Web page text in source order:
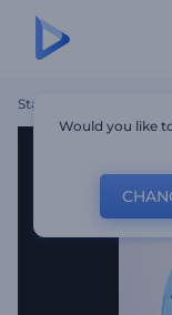
Startseite
Would you like